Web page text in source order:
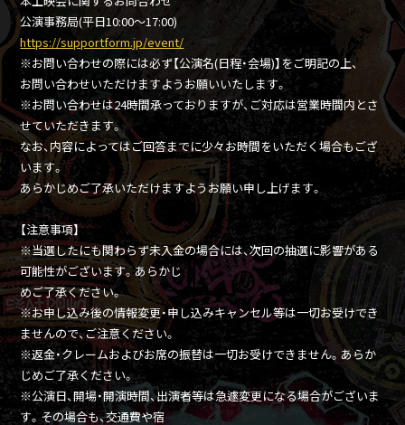
公演事務局(平日10:00～17:00)
https://supportform.jp/event/
※お問い合わせの際には必ず【公演名(日程・会場)】をご明記の上、
お問い合わせいただけますようお願いいたします。
※お問い合わせは24時間承っておりますが、ご対応は営業時間内とさ
せていただきます。
なお、内容によってはご回答までに少々お時間をいただく場合もござ
います。
あらかじめご了承いただけますようお願い申し上げます。
【注意事項】
※当選したにも関わらず未入金の場合には、次回の抽選に影響がある
可能性がございます。あらかじ
めご了承ください。
※お申し込み後の情報変更・申し込みキャンセル等は一切お受けでき
ませんので、ご注意ください。
※返金・クレームおよびお席の振替は一切お受けできません。あらか
じめご了承ください。
※公演日、開場・開演時間、出演者等は急遽変更になる場合がございま
す。その場合も、交通費や宿